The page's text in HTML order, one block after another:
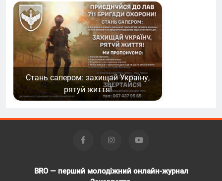
Стань сапером: захищай Україну,
рятуй життя!
BRO — перший молодіжний онлайн-журнал